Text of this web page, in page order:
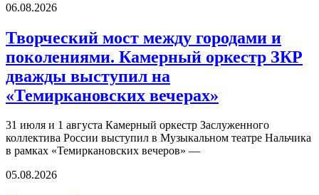
06.08.2026
Творческий мост между городами и
поколениями. Камерный оркестр ЗКР
дважды выступил на
«Темиркановских вечерах»
31 июля и 1 августа Камерный оркестр Заслуженного
коллектива России выступил в Музыкальном театре Нальчика
в рамках «Темиркановских вечеров» —
05.08.2026